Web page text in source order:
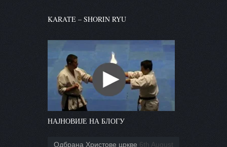
KARATE – SHORIN RYU
НАЈНОВИЈЕ НА БЛОГУ
Одбрана Христове цркве 6th August